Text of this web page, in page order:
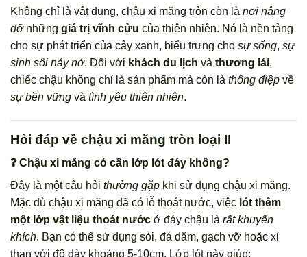
Không chỉ là vật dụng, chậu xi măng tròn còn là nơi nâng
đỡnhững giá trị vĩnh cửu của thiên nhiên. Nó là nền tảng
cho sự phát triển của cây xanh, biểu trưng cho sự sống, sự
sinh sôi nảy nở. Đối với khách du lịch và thương lái,
chiếc chậu không chỉ là sản phẩm mà còn là thông điệp về
sự bền vững và tình yêu thiên nhiên.
Hỏi đáp về chậu xi măng tròn loại II
❓ Chậu xi măng có cần lớp lót đáy không?
Đây là một câu hỏi thường gặp khi sử dụng chậu xi măng.
Mặc dù chậu xi măng đã có lỗ thoát nước, việc lót thêm
một lớp vật liệu thoát nước ở đáy chậu là rất khuyến
khích. Bạn có thể sử dụng sỏi, đá dăm, gạch vỡ hoặc xỉ
than với độ dày khoảng 5-10cm. Lớp lót này giúp: